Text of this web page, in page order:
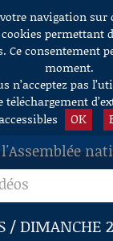
navigation sur
permettant
Ce consentement
moment.
n’acceptez pas
OK
Séance
/ DIMANCHE